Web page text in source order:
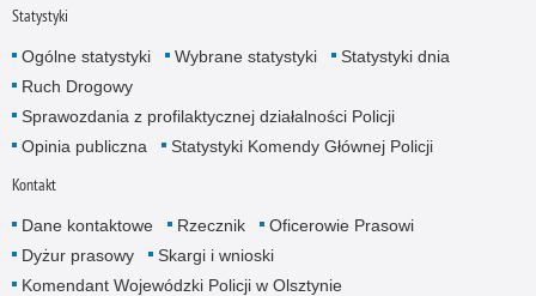
Statystyki
Ogólne statystyki Wybrane statystyki
Statystyki dnia
Ruch Drogowy
Sprawozdania z profilaktycznej działalności Policji
Opinia publiczna
Statystyki Komendy Głównej Policji
Kontakt
Dane kontaktowe Rzecznik
Oficerowie Prasowi
Dyżur prasowy
Skargi i wnioski
Komendant Wojewódzki Policji w Olsztynie